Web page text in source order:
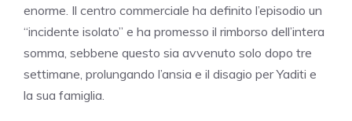
enorme. Il centro commerciale ha definito l’episodio un
“incidente isolato” e ha promesso il rimborso dell’intera
somma, sebbene questo sia avvenuto solo dopo tre
settimane, prolungando l’ansia e il disagio per Yaditi e
la sua famiglia.